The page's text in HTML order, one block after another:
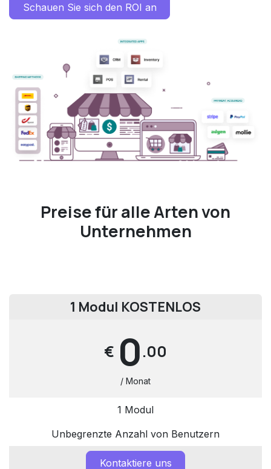
Schauen Sie sich den ROI an
Preise für alle Arten von
Unternehmen
1 Modul KOSTENLOS
€ 0.00
/ Monat
1 Modul
Unbegrenzte Anzahl von Benutzern
Kontaktiere uns